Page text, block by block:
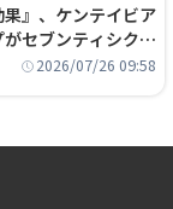
果』、ケンテイビア
セブンティシクサ
2026/07/26 09:58